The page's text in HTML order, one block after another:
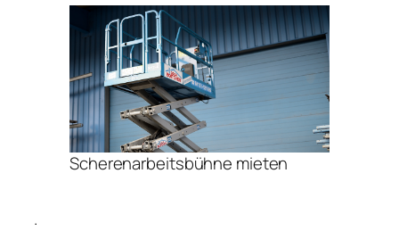
Scherenarbeitsbühne mieten
.